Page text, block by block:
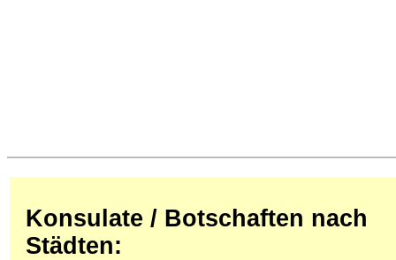
Konsulate / Botschaften nach
Städten: